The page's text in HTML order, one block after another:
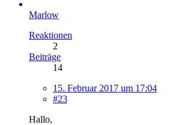
Marlow
Reaktionen
2
Beiträge
14
15. Februar 2017 um 17:04
#23
Hallo,